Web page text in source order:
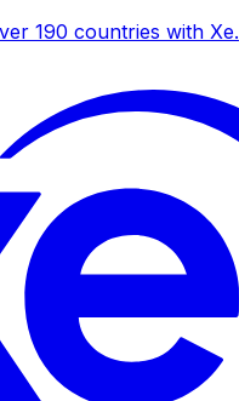
190 countries with Xe.